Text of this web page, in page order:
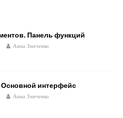
Панель функций
Анна Зинченко
интерфейс
Анна Зинченко